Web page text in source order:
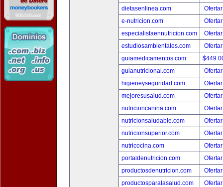
dietasenlinea.com
e-nutricion.com
especialistaennutricion.com
estudiosambientales.com
guiamedicamentos.com
guianutricional.com
higieneyseguridad.com
mejoresusalud.com
nutricioncanina.com
nutricionsaludable.com
nutricionsuperior.com
nutricocina.com
portaldenutricion.com
productosdenutricion.com
productosparalasalud.com